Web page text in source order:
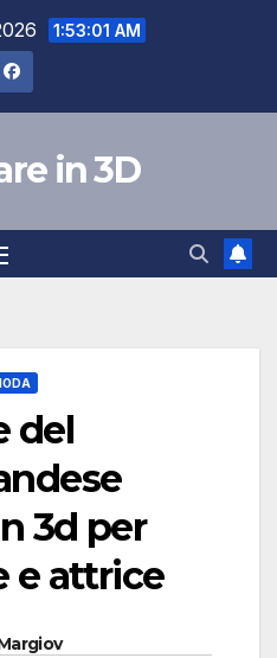
1:53:01 AM
in 3D
del
3d per
e attrice